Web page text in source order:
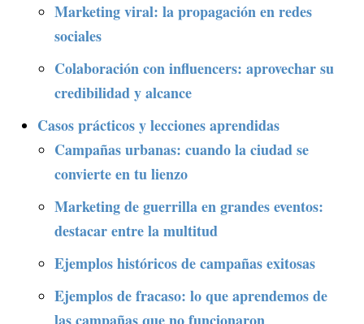
Marketing viral: la propagación en redes
sociales
Colaboración con influencers: aprovechar su
credibilidad y alcance
Casos prácticos y lecciones aprendidas
Campañas urbanas: cuando la ciudad se
convierte en tu lienzo
Marketing de guerrilla en grandes eventos:
destacar entre la multitud
Ejemplos históricos de campañas exitosas
Ejemplos de fracaso: lo que aprendemos de